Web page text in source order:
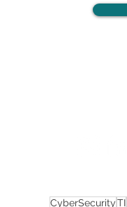
CyberSecurityTI